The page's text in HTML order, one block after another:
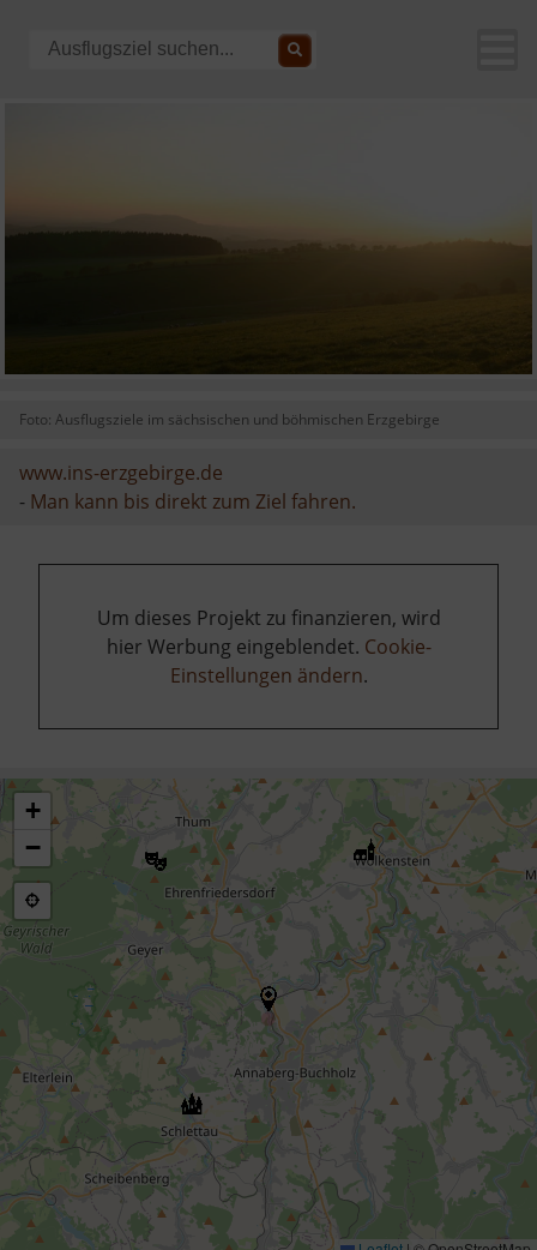
Foto: Ausflugsziele im sächsischen und böhmischen Erzgebirge
www.ins-erzgebirge.de
- Man kann bis direkt zum Ziel fahren.
Um dieses Projekt zu finanzieren, wird
hier Werbung eingeblendet. Cookie-
Einstellungen ändern.
+
−